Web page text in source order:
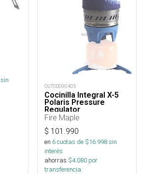
sin
OUTOD090405
Cocinilla Integral X-5
Polaris Pressure
Regulator
Fire Maple
$ 101.990
en 6cuotas de $16.998sin
interés
ahorras $4.080 por
transferencia.